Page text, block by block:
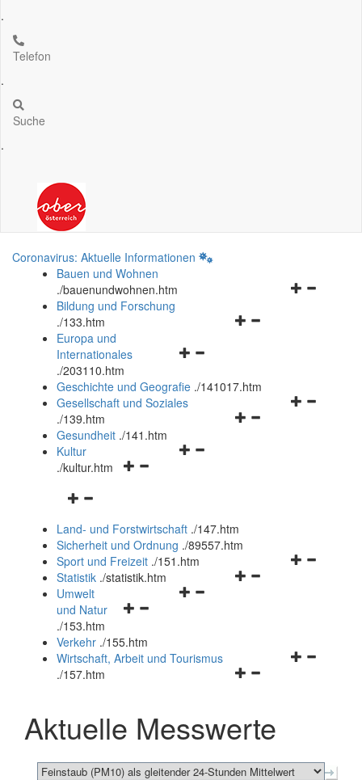
.
Telefon
.
Suche
.
Coronavirus: Aktuelle Informationen
Bauen und Wohnen
./bauenundwohnen.htm
Navigationsmenü
Bildung und Forschung
./133.htm
Navigationsmenü
und
schließen
Europa und
Internationales
./203110.htm
Geschichte und Geografie ./141017.htm
Navigationsmenü
Gesellschaft und Soziales
./139.htm
Navigationsmenü
Gesundheit ./141.htm
Navigationsmenü
Kultur
./kultur.htm
Navigationsmenü
und
schließen
Land- und Forstwirtschaft ./147.htm
Sicherheit und Ordnung ./89557.htm
Navigationsmenü
Sport und Freizeit ./151.htm
Navigationsmenü
Statistik ./statistik.htm
Navigationsmenü
und
schließen
Umwelt
und Natur
./153.htm
Verkehr ./155.htm
Navigationsmenü
schließen
Wirtschaft, Arbeit und Tourismus
./157.htm
Aktuelle Messwerte